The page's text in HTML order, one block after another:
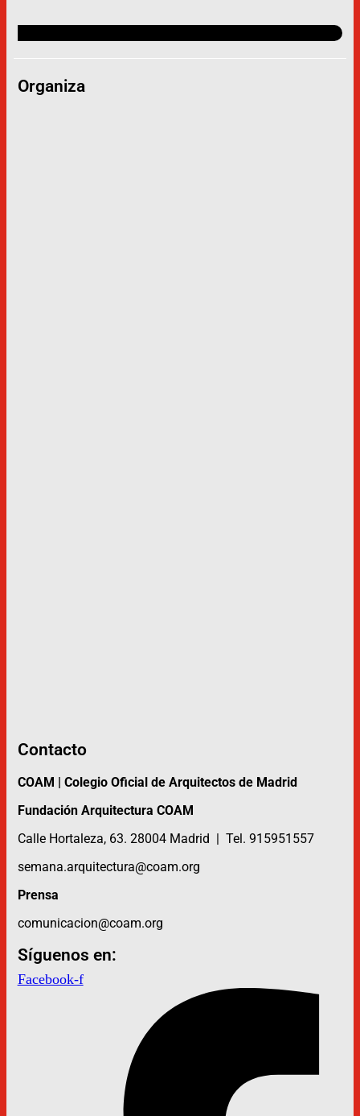
Organiza
Contacto
COAM | Colegio Oficial de Arquitectos de Madrid
Fundación Arquitectura COAM
Calle Hortaleza, 63. 28004 Madrid | Tel. 915951557
semana.arquitectura@coam.org
Prensa
comunicacion@coam.org
Síguenos en:
Facebook-f